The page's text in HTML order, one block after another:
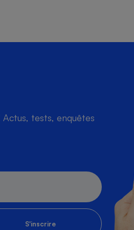
tests, enquêtes
S'inscrire